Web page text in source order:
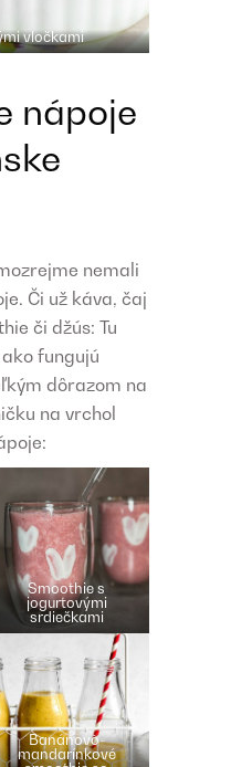
vločkami
nápoje
nemali
Či už káva, čaj
či džús: Tu
fungujú
dôrazom na
na vrchol
Smoothie s
jogurtovými
srdiečkami
Banánovo-
mandarínkové